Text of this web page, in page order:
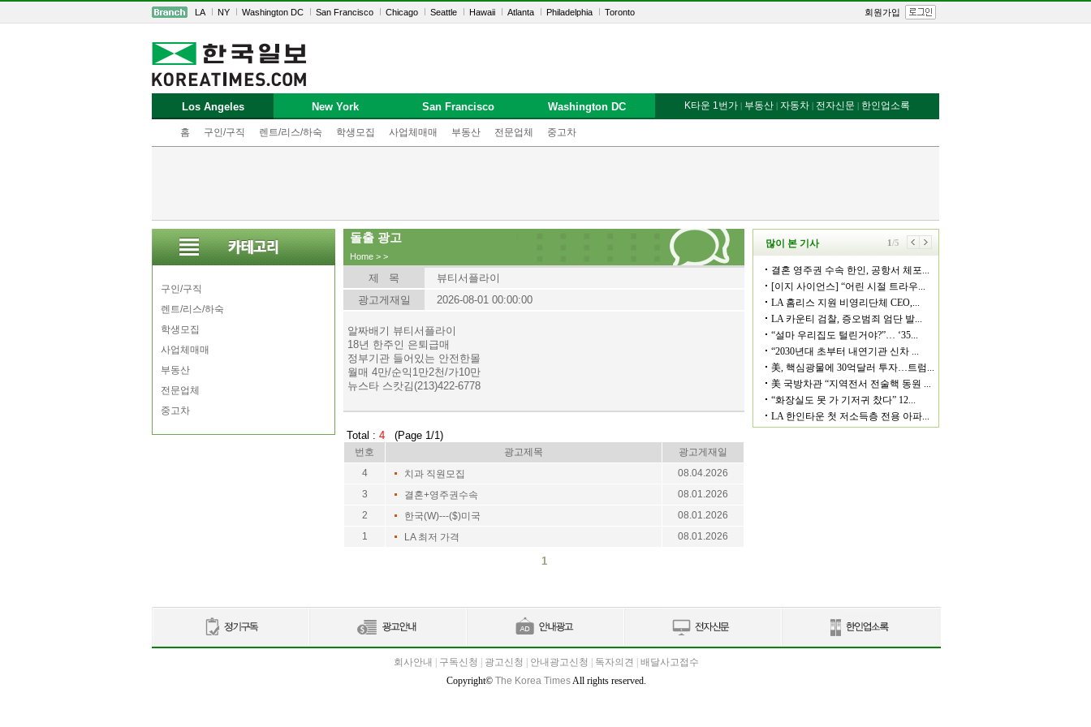
LA NY Washington DC San Francisco Chicago Seattle Hawaii Atlanta Philadelphia Toronto 회원가입
Los Angeles
홈 구인/구직 렌트/리스/하숙 학생모집 사업체매매 부동산 전문업체 중고차
New York San Francisco Washington DC K타운 1번가 | 부동산 | 자동차 | 전자신문 | 한인업소록
구인/구직
렌트/리스/하숙
학생모집
사업체매매
부동산
전문업체
중고차
돌출 광고
Home > >
제 목
뷰티서플라이
광고게재일
2026-08-01 00:00:00
알짜배기 뷰티서플라이
18년 한주인 은퇴급매
정부기관 들어있는 안전한몰
월매 4만/순익1만2천/가10만
뉴스타 스캇김(213)422-6778
Total : 4 (Page 1/1)
번호 광고제목
광고게재일
4
치과 직원모집
08.04.2026
3
결혼+영주권수속
08.01.2026
2
한국(W)---($)미국
08.01.2026
1
LA 최저 가격 08.01.2026
1
회사안내 구독신청 광고신청 안내광고신청 독자의견
배달사고접수
Copyright© The Korea TimesAll rights reserved.